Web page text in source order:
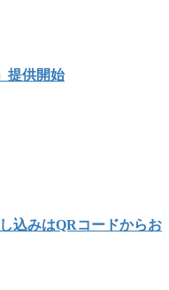
提供開始
込みはQRコードからお